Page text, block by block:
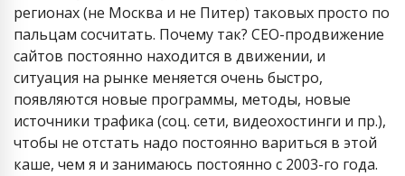
регионах (не Москва и не Питер) таковых просто по
пальцам сосчитать. Почему так? СЕО-продвижение
сайтов постоянно находится в движении, и
ситуация на рынке меняется очень быстро,
появляются новые программы, методы, новые
источники трафика (соц. сети, видеохостинги и пр.),
чтобы не отстать надо постоянно вариться в этой
каше, чем я и занимаюсь постоянно с 2003-го года.